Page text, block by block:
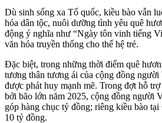
Dù sinh sống xa Tổ quốc, kiều bào vẫn
hóa dân tộc, nuôi dưỡng tình yêu quê
động ý nghĩa như “Ngày tôn vinh tiếng
văn hóa truyền thống cho thế hệ trẻ.
Đặc biệt, trong những thời điểm quê
tương thân tương ái của cộng đồng
được phát huy mạnh mẽ. Trong đợt hỗ
bởi bão lớn năm 2025, cộng đồng người
góp hàng chục tỷ đồng; riêng kiều bào
10 tỷ đồng.